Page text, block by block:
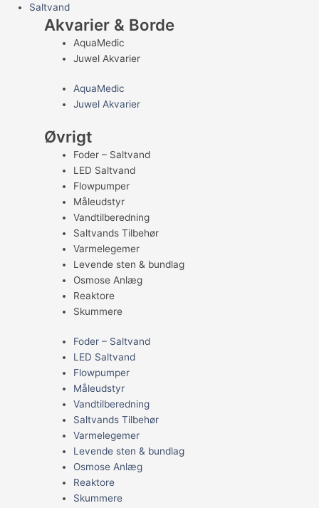
Saltvand
Akvarier & Borde
AquaMedic
Juwel Akvarier
AquaMedic
Juwel Akvarier
Øvrigt
Foder – Saltvand
LED Saltvand
Flowpumper
Måleudstyr
Vandtilberedning
Saltvands Tilbehør
Varmelegemer
Levende sten & bundlag
Osmose Anlæg
Reaktore
Skummere
Foder – Saltvand
LED Saltvand
Flowpumper
Måleudstyr
Vandtilberedning
Saltvands Tilbehør
Varmelegemer
Levende sten & bundlag
Osmose Anlæg
Reaktore
Skummere